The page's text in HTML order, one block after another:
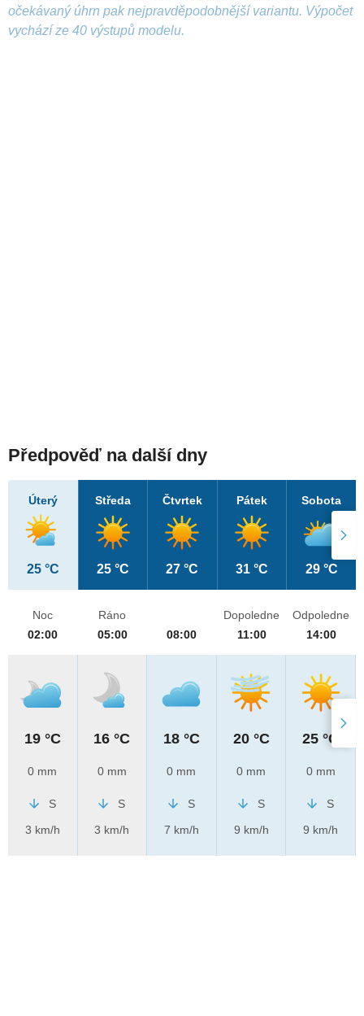
očekávaný úhrn pak nejpravděpodobnější variantu. Výpočet
vychází ze 40 výstupů modelu.
Předpověď na další dny
Úterý
25 °C
Středa
25 °C
Čtvrtek
27 °C
Pátek
31 °C
Sobota
29 °C
Noc
02:00
19 °C
0 mm
S
3 km/h
Ráno
05:00
16 °C
0 mm
S
3 km/h
08:00
18 °C
0 mm
S
7 km/h
Dopoledne
11:00
20 °C
0 mm
S
9 km/h
Odpoledne
14:00
25 °C
0 mm
S
9 km/h